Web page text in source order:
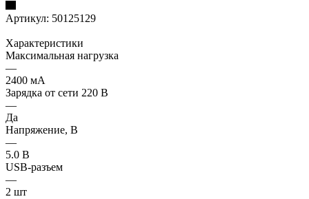
Артикул: 50125129
Характеристики
Максимальная нагрузка
—
2400 мА
Зарядка от сети 220 В
—
Да
Напряжение, В
—
5.0 В
USB-разъем
—
2 шт